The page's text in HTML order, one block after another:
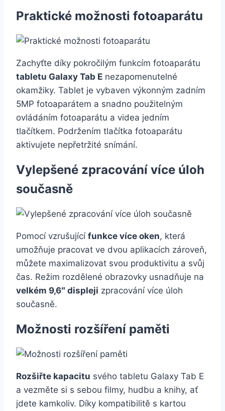
Praktické možnosti fotoaparátu
Zachyťte díky pokročilým funkcím fotoaparátu
tabletu Galaxy Tab E nezapomenutelné
okamžiky. Tablet je vybaven výkonným zadním
5MP fotoaparátem a snadno použitelným
ovládáním fotoaparátu a videa jedním
tlačítkem. Podržením tlačítka fotoaparátu
aktivujete nepřetržité snímání.
Vylepšené zpracování více úloh
současně
Pomocí vzrušující funkce více oken, která
umožňuje pracovat ve dvou aplikacích zároveň,
můžete maximalizovat svou produktivitu a svůj
čas. Režim rozdělené obrazovky usnadňuje na
velkém 9,6″ displeji zpracování více úloh
současně.
Možnosti rozšíření paměti
Rozšiřte kapacitu svého tabletu Galaxy Tab E
a vezměte si s sebou filmy, hudbu a knihy, ať
jdete kamkoliv. Díky kompatibilitě s kartou